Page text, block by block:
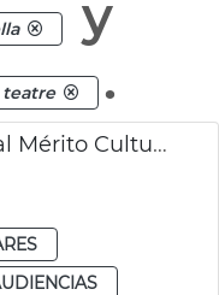
y
.
Entrega de los Premios al Mérito Cultural